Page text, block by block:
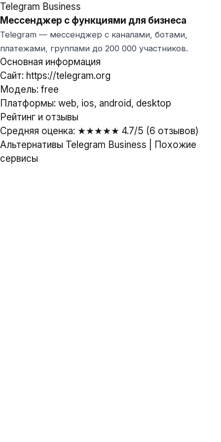
Telegram Business
Мессенджер с функциями для бизнеса
Telegram — мессенджер с каналами, ботами,
платежами, группами до 200 000 участников.
Основная информация
Сайт: https://telegram.org
Модель: free
Платформы: web, ios, android, desktop
Рейтинг и отзывы
Средняя оценка: ★★★★★ 4.7/5 (6 отзывов)
Альтернативы Telegram Business
Похожие
сервисы